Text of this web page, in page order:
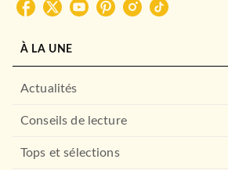
À LA UNE
Actualités
Conseils de lecture
Tops et sélections